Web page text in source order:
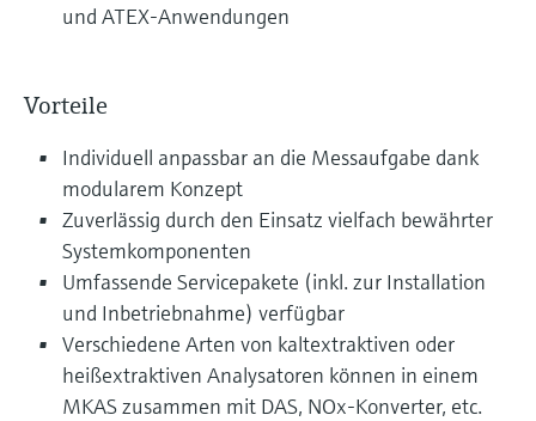
und ATEX-Anwendungen
Vorteile
Individuell anpassbar an die Messaufgabe dank
modularem Konzept
Zuverlässig durch den Einsatz vielfach bewährter
Systemkomponenten
Umfassende Servicepakete (inkl. zur Installation
und Inbetriebnahme) verfügbar
Verschiedene Arten von kaltextraktiven oder
heißextraktiven Analysatoren können in einem
MKAS zusammen mit DAS, NOx-Konverter, etc.